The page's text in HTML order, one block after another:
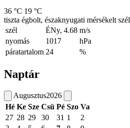
36 °C 19 °C
tiszta égbolt, északnyugati mérsékelt szél
szél
ÉNy, 4.68 m/s
nyomás
1017
hPa
páratartalom 24 %
Naptár
Augusztus2026
Hé Ke Sze Csü Pé Szo Va
27 28 29 30 31 1
2